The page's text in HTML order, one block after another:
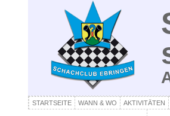
STARTSEITE WANN & WO AKTIVITÄTEN